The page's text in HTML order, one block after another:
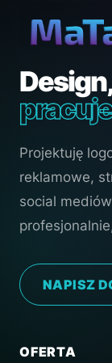
Projektuję
reklamowe,
social
NAPISZ
OFERTA